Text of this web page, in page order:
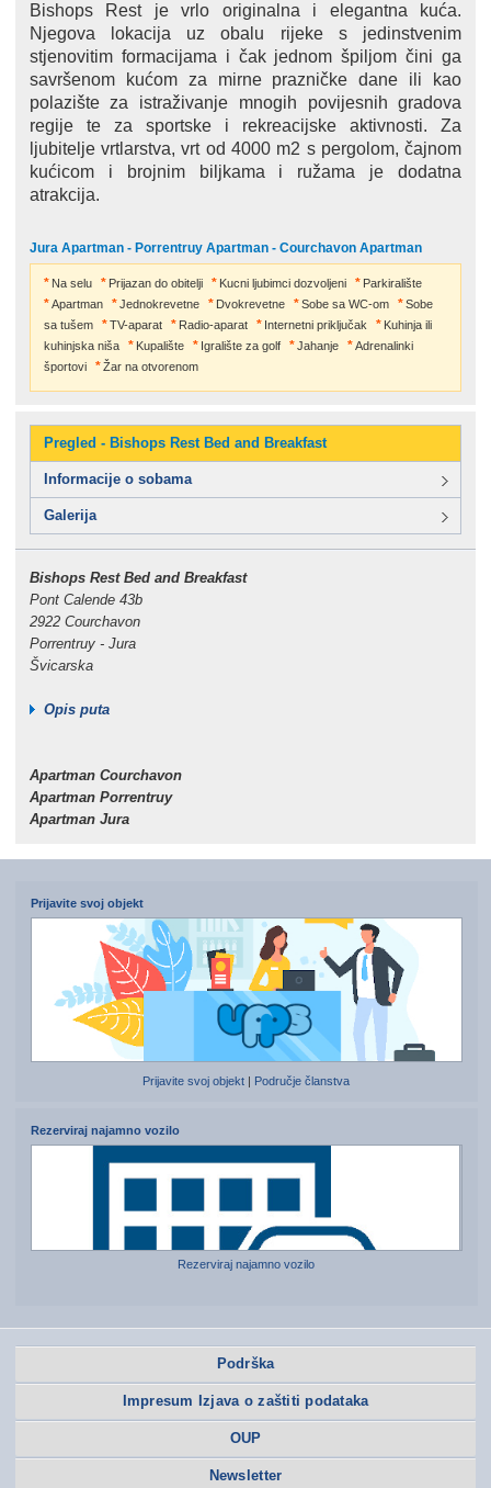
Bishops Rest je vrlo originalna i elegantna kuća.
Njegova lokacija uz obalu rijeke s jedinstvenim
stjenovitim formacijama i čak jednom špiljom čini ga
savršenom kućom za mirne prazničke dane ili kao
polazište za istraživanje mnogih povijesnih gradova
regije te za sportske i rekreacijske aktivnosti. Za
ljubitelje vrtlarstva, vrt od 4000 m2 s pergolom, čajnom
kućicom i brojnim biljkama i ružama je dodatna
atrakcija.
Jura Apartman - Porrentruy Apartman - Courchavon Apartman
Na selu Prijazan do obitelji Kucni ljubimci dozvoljeni
Parkiralište
Apartman
Jednokrevetne Dvokrevetne Sobe sa WC-om
Sobe
sa tušem
TV-aparat Radio-aparat Internetni priključak
Kuhinja ili
kuhinjska niša
Kupalište Igralište za golf Jahanje
Adrenalinki
športovi
Žar na otvorenom
Pregled - Bishops Rest Bed and Breakfast
Informacije o sobama
Galerija
Bishops Rest Bed and Breakfast
Pont Calende 43b
2922 Courchavon
Porrentruy - Jura
Švicarska
Opis puta
Apartman Courchavon
Apartman Porrentruy
Apartman Jura
Prijavite svoj objekt
Prijavite svoj objekt Područje članstva
Rezerviraj najamno vozilo
Rezerviraj najamno vozilo
Podrška
Impresum Izjava o zaštiti podataka
OUP
Newsletter